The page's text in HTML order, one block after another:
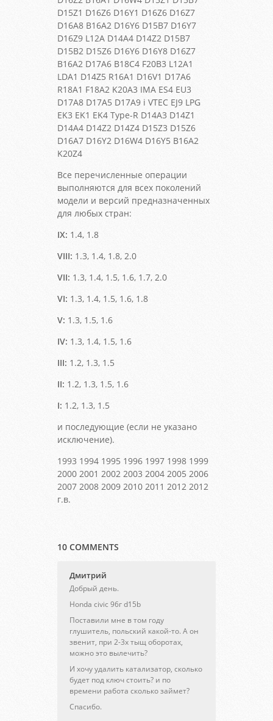
D15Z1 D16Z6 D16Y1 D16Z6 D16Z7
D16A8 B16A2 D16Y6 D15B7 D16Y7
D16Z9 L12A D14A4 D14Z2 D15B7
D15B2 D15Z6 D16Y6 D16Y8 D16Z7
B16A2 D17A6 B18C4 F20B3 L12A1
LDA1 D14Z5 R16A1 D16V1 D17A6
R18A1 F18A2 K20A3 IMA ES4 EU3
D17A8 D17A5 D17A9 i VTEC EJ9 LPG
EK3 EK1 EK4 Type-R D14A3 D14Z1
D14A4 D14Z2 D14Z4 D15Z3 D15Z6
D16A7 D16Y2 D16W4 D16Y5 B16A2
K20Z4
Все перечисленные операции
выполняются для всех поколений
модели и версий предназначенных
для любых стран:
IX: 1.4, 1.8
VIII: 1.3, 1.4, 1.8, 2.0
VII: 1.3, 1.4, 1.5, 1.6, 1.7, 2.0
VI: 1.3, 1.4, 1.5, 1.6, 1.8
V: 1.3, 1.5, 1.6
IV: 1.3, 1.4, 1.5, 1.6
III: 1.2, 1.3, 1.5
II: 1.2, 1.3, 1.5, 1.6
I: 1.2, 1.3, 1.5
и последующие (если не указано
исключение).
1993 1994 1995 1996 1997 1998 1999
2000 2001 2002 2003 2004 2005 2006
2007 2008 2009 2010 2011 2012 2012
г.в.
10 COMMENTS
Дмитрий
Добрый день.
Honda civic 96г d15b
Поставили мне в том году
глушитель, польский какой-то. А он
звенит, при 2-3х тыщ оборотах,
можно это вылечить?
И хочу удалить катализатор, сколько
будет под ключ стоить? и по
времени работа сколько займет?
Спасибо.